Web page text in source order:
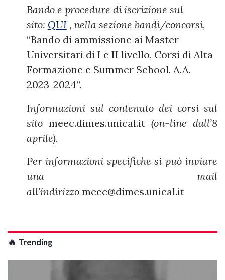
Bando e procedure di iscrizione sul
sito: QUI , nella sezione bandi/concorsi,
“Bando di ammissione ai Master
Universitari di I e II livello, Corsi di Alta
Formazione e Summer School. A.A.
2023-2024”.
Informazioni sul contenuto dei corsi sul
sito meec.dimes.unical.it(on-line dall’8
aprile).
Per informazioni specifiche si può inviare
una mail
all’indirizzo meec@dimes.unical.it
🔥 Trending